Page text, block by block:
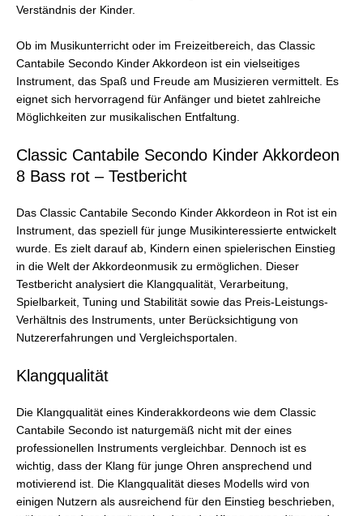
Verständnis der Kinder.
Ob im Musikunterricht oder im Freizeitbereich, das Classic
Cantabile Secondo Kinder Akkordeon ist ein vielseitiges
Instrument, das Spaß und Freude am Musizieren vermittelt. Es
eignet sich hervorragend für Anfänger und bietet zahlreiche
Möglichkeiten zur musikalischen Entfaltung.
Classic Cantabile Secondo Kinder Akkordeon
8 Bass rot – Testbericht
Das Classic Cantabile Secondo Kinder Akkordeon in Rot ist ein
Instrument, das speziell für junge Musikinteressierte entwickelt
wurde. Es zielt darauf ab, Kindern einen spielerischen Einstieg
in die Welt der Akkordeonmusik zu ermöglichen. Dieser
Testbericht analysiert die Klangqualität, Verarbeitung,
Spielbarkeit, Tuning und Stabilität sowie das Preis-Leistungs-
Verhältnis des Instruments, unter Berücksichtigung von
Nutzererfahrungen und Vergleichsportalen.
Klangqualität
Die Klangqualität eines Kinderakkordeons wie dem Classic
Cantabile Secondo ist naturgemäß nicht mit der eines
professionellen Instruments vergleichbar. Dennoch ist es
wichtig, dass der Klang für junge Ohren ansprechend und
motivierend ist. Die Klangqualität dieses Modells wird von
einigen Nutzern als ausreichend für den Einstieg beschrieben,